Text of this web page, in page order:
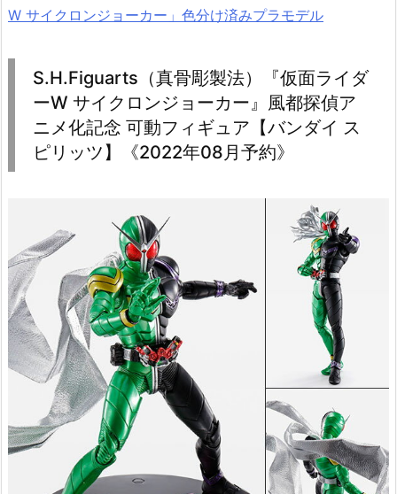
W サイクロンジョーカー」色分け済みプラモデル
S.H.Figuarts（真骨彫製法）『仮面ライダ
ーW サイクロンジョーカー』風都探偵ア
ニメ化記念 可動フィギュア【バンダイ ス
ピリッツ】《2022年08月予約》